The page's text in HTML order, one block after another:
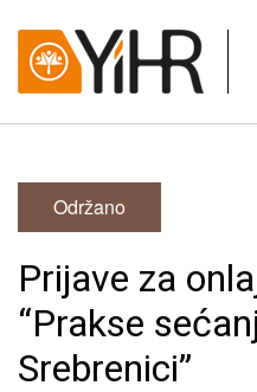
Održano
Prijave za
“Prakse
Srebrenici”